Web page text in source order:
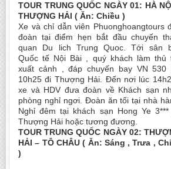
TOUR TRUNG QUỐC NGÀY 01: HÀ
THƯỢNG HẢI ( Ăn: Chiều )
Xe và chỉ dẫn viên Phuonghoangtours
đoàn tại điểm hẹn bắt đầu chuyến
quan Du lich Trung Quoc. Tới sân
Quốc tế Nội Bài , quý khách làm thủ
xuất cảnh , đáp chuyến bay VN 530
10h25 đi Thượng Hải. Đến nơi lúc
xe và HDV đưa đoàn về Khách sạn
phòng nghỉ ngơi. Đoàn ăn tối tại nhà
Nghỉ đêm tại khách sạn Hong Ye
Thượng Hải hoặc tương đương.
TOUR TRUNG QUỐC NGÀY 02:
HẢI – TÔ CHÂU ( Ăn: Sáng , Trưa ,
)